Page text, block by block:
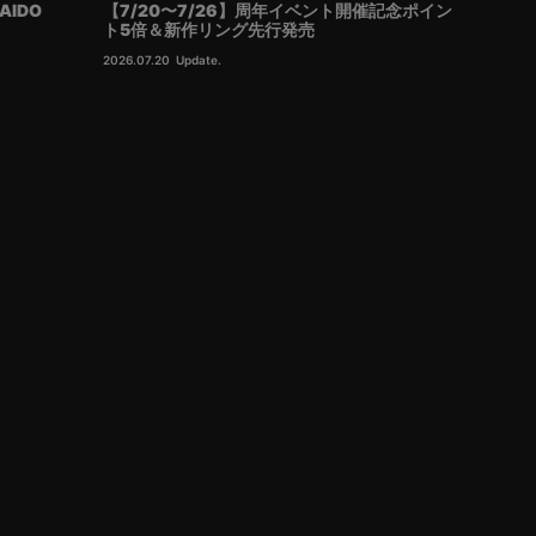
【7/20〜7/26】周年イベント開催記念ポイン
ト5倍＆新作リング先行発売
2026.07.20 Update.